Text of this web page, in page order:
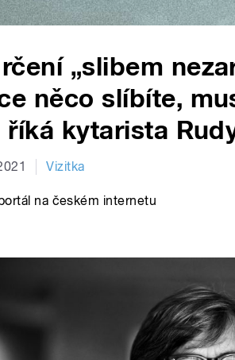
„slibem
něco slíbíte,
říká kytarista
Vizitka
na českém internetu